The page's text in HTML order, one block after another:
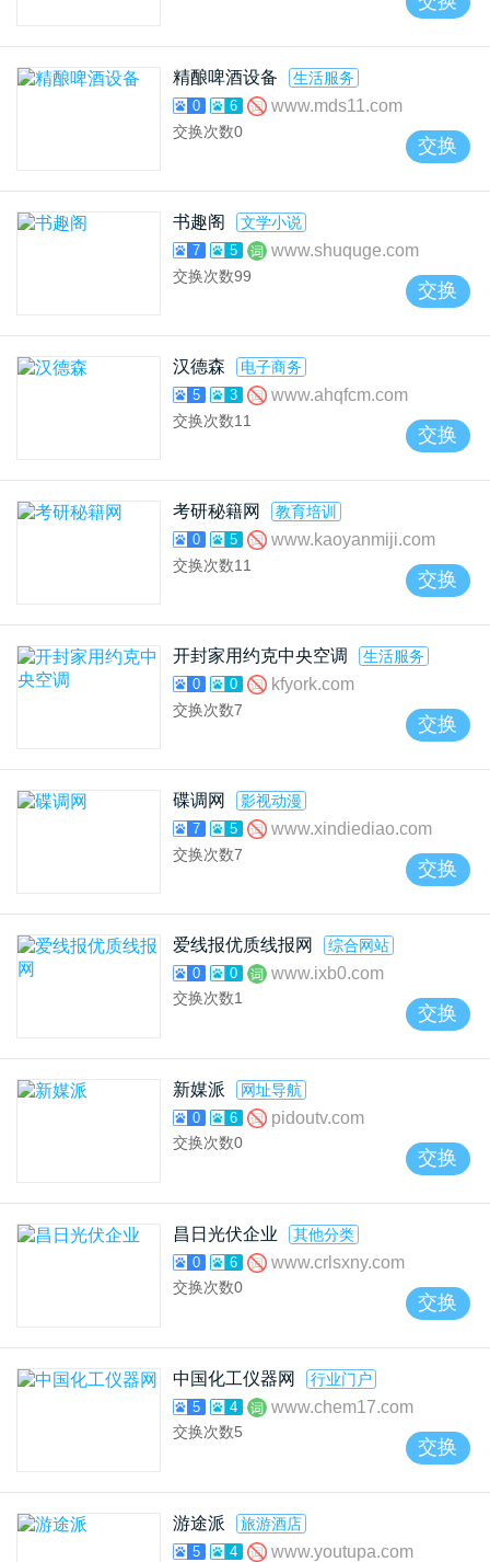
精酿啤酒设备 生活服务
0 6 www.mds11.com
交换次数0
交换
书趣阁 文学小说
7 5 www.shuquge.com
交换次数99
交换
汉德森 电子商务
5 3 www.ahqfcm.com
交换次数11
交换
考研秘籍网 教育培训
0 5 www.kaoyanmiji.com
交换次数11
交换
开封家用约克中央空调 生活服务
0 0 kfyork.com
交换次数7
交换
碟调网 影视动漫
7 5 www.xindiediao.com
交换次数7
交换
爱线报优质线报网 综合网站
0 0 www.ixb0.com
交换次数1
交换
新媒派 网址导航
0 6 pidoutv.com
交换次数0
交换
昌日光伏企业 其他分类
0 6 www.crlsxny.com
交换次数0
交换
中国化工仪器网 行业门户
5 4 www.chem17.com
交换次数5
交换
游途派 旅游酒店
5 4 www.youtupa.com